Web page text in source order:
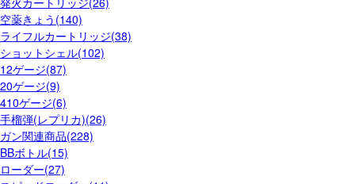
空薬きょう(140)
ライフルカートリッジ(38)
ショットシェル(102)
12ゲージ(87)
20ゲージ(9)
410ゲージ(6)
手榴弾(レプリカ)(26)
ガン関連商品(228)
BBボトル(15)
ローダー(27)